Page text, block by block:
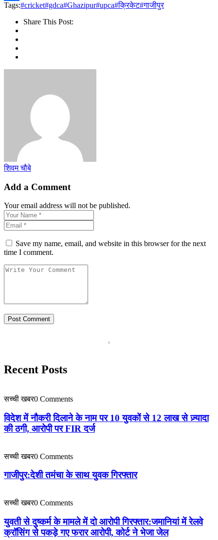
Share
Tags:#cricket#gdca#Ghazipur#upca#क्रिकेट#गाजीपुर
Share This Post:
शिवम चौबे
Add a Comment
Your email address will not be published.
Save my name, email, and website in this browser for the next
time I comment.
Recent Posts
सच्ची खबर0 Comments
विदेश में नौकरी दिलाने के नाम पर 10 युवकों से 12 लाख से ज़्यादा
की ठगी, आरोपी पर FIR दर्ज
सच्ची खबर0 Comments
गाजीपुर:देशी तमंचा के साथ युवक गिरफ्तार
सच्ची खबर0 Comments
युवती से दुष्कर्म के मामले में दो आरोपी गिरफ्तार:जमानियां में रेलवे
क्रॉसिंग से पकड़े गए फरार आरोपी, कोर्ट ने भेजा जेल